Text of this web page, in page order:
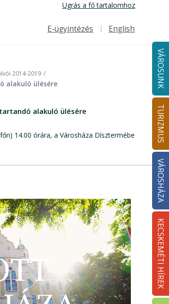
Ugrás a fő tartalomhoz
Felső navigáció
E-ügyintézés English
VÁROSUNK
TURIZMUS
VÁROSHÁZA
KECSKEMÉTI HÍREK
2014-2019
alakuló ülésére
alakuló ülésére
14.00 órára, a Városháza Dísztermébe